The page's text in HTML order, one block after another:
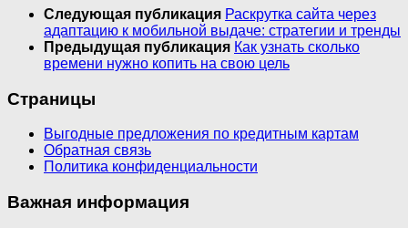
Следующая публикация Раскрутка сайта через
адаптацию к мобильной выдаче: стратегии и тренды
Предыдущая публикация Как узнать сколько
времени нужно копить на свою цель
Страницы
Выгодные предложения по кредитным картам
Обратная связь
Политика конфиденциальности
Важная информация